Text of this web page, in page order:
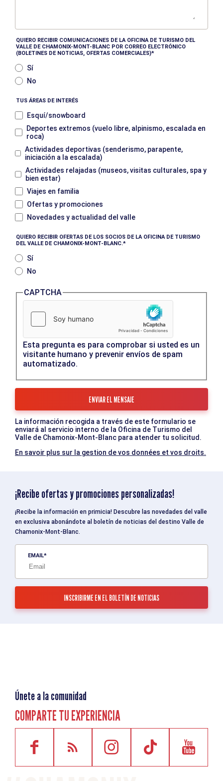
QUIERO RECIBIR COMUNICACIONES DE LA OFICINA DE TURISMO DEL
VALLE DE CHAMONIX-MONT-BLANC POR CORREO ELECTRÓNICO
(BOLETINES DE NOTICIAS, OFERTAS COMERCIALES)
Sí
No
TUS ÁREAS DE INTERÉS
Esquí/snowboard
Deportes extremos (vuelo libre, alpinismo, escalada en
roca)
Actividades deportivas (senderismo, parapente,
iniciación a la escalada)
Actividades relajadas (museos, visitas culturales, spa y
bien estar)
Viajes en familia
Ofertas y promociones
Novedades y actualidad del valle
QUIERO RECIBIR OFERTAS DE LOS SOCIOS DE LA OFICINA DE TURISMO
DEL VALLE DE CHAMONIX-MONT-BLANC.
Sí
No
CAPTCHA
Esta pregunta es para comprobar si usted es un
visitante humano y prevenir envíos de spam
automatizado.
La información recogida a través de este formulario se
enviará al servicio interno de la Oficina de Turismo del
Valle de Chamonix-Mont-Blanc para atender tu solicitud.
En savoir plus sur la gestion de vos données et vos droits.
¡Recibe ofertas y promociones personalizadas!
¡Recibe la información en primicia! Descubre las novedades del valle
en exclusiva abonándote al boletín de noticias del destino Valle de
Chamonix-Mont-Blanc.
EMAIL
Únete a la comunidad
COMPARTE TU EXPERIENCIA